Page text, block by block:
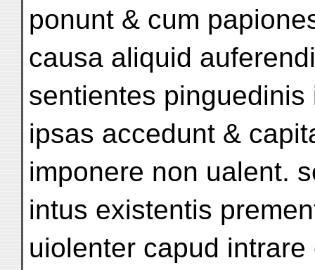
ponunt & cum
causa aliquid
sentientes
ipsas accedunt &
imponere non ualent.
intus existentis
uiolenter capud